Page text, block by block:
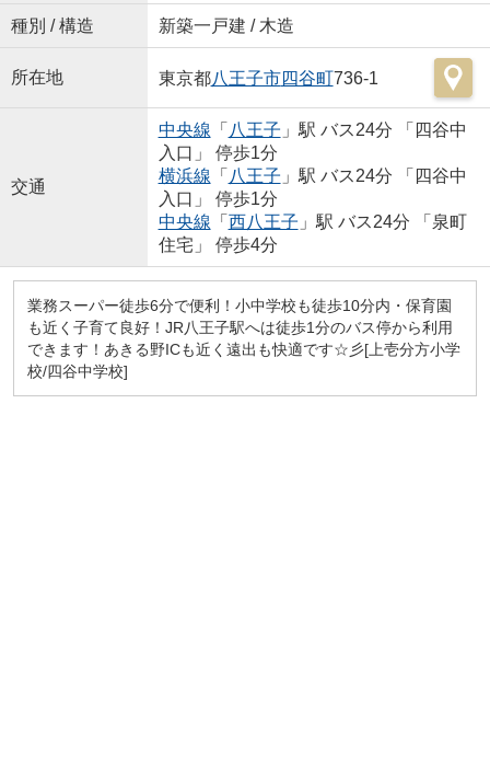
種別 / 構造 新築一戸建 / 木造
所在地 東京都八王子市四谷町736-1
交通
中央線 「 八王子 」駅 バス24分 「四谷中
入口」 停歩1分
横浜線 「 八王子 」駅 バス24分 「四谷中
入口」 停歩1分
中央線 「 西八王子 」駅 バス24分 「泉町
住宅」 停歩4分
業務スーパー徒歩6分で便利！小中学校も徒歩10分内・保育園
も近く子育て良好！JR八王子駅へは徒歩1分のバス停から利用
できます！あきる野ICも近く遠出も快適です☆彡[上壱分方小学
校/四谷中学校]